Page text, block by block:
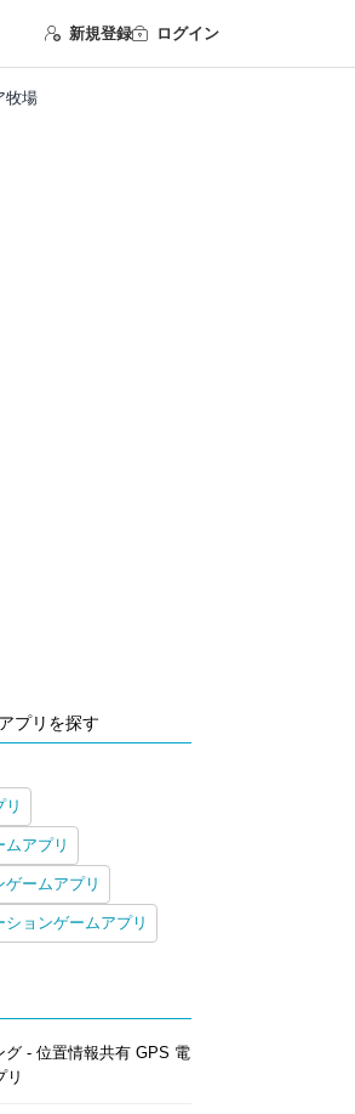
新規登録 ログイン
牧場
プリを探す
リ
アプリ
ームアプリ
ョンゲームアプリ
グ - 位置情報共有 GPS 電
リ